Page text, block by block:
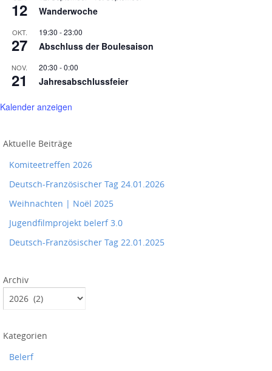
12 Wanderwoche
OKT.
27
19:30 -23:00
Abschluss der Boulesaison
NOV.
21
20:30 -0:00
Jahresabschlussfeier
Kalender anzeigen
Aktuelle Beiträge
Komiteetreffen 2026
Deutsch-Französischer Tag 24.01.2026
Weihnachten | Noël 2025
Jugendfilmprojekt belerf 3.0
Deutsch-Französischer Tag 22.01.2025
Archiv
Kategorien
Belerf